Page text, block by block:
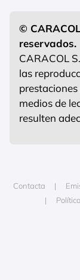
©
reservados.
CARACOL
las
medios de
resulten
Contacta